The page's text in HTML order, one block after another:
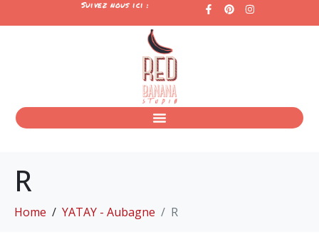
Suivez nous ici :
R
Home YATAY - Aubagne R